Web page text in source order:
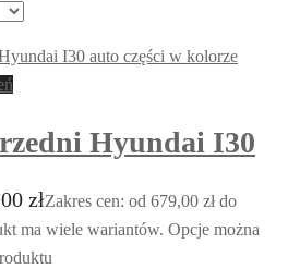
Hyundai I30
złZakres cen: od 679,00 zł do
ma wiele wariantów. Opcje można